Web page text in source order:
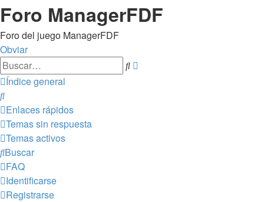
Foro ManagerFDF
Foro del juego ManagerFDF
Obviar
Buscar
Índice general
Buscar
Enlaces rápidos
Temas sin respuesta
Temas activos
Buscar
FAQ
Identificarse
Registrarse